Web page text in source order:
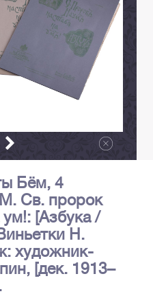
Бём, 4
Св. пророк
ум!: [Азбука /
Н.
художник-
[дек. 1913–